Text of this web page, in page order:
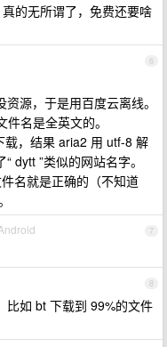
的无所谓了，免费还要啥
6
源，于是用百度云离线。
名是全英文的。
，结果 aria2 用 utf-8 解
dytt ”类似的网站名字。
名就是正确的（不知道
7
8
比如 bt 下载到 99%的文件